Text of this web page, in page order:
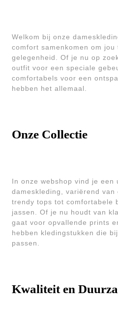
Welkom bij onze
comfort samenkomen om
gelegenheid. Of je nu op
outfit voor een speciale
comfortabels voor een
hebben het allemaal.
Onze Collectie
In onze webshop vind je een
dameskleding, variërend van
trendy tops tot comfortabele
jassen. Of je nu houdt van
gaat voor opvallende prints
hebben kledingstukken die
passen.
Kwaliteit en